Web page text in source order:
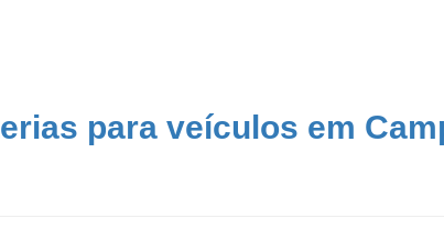
para veículos em